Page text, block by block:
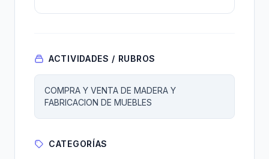
ACTIVIDADES / RUBROS
COMPRA Y VENTA DE MADERA Y
FABRICACION DE MUEBLES
CATEGORÍAS